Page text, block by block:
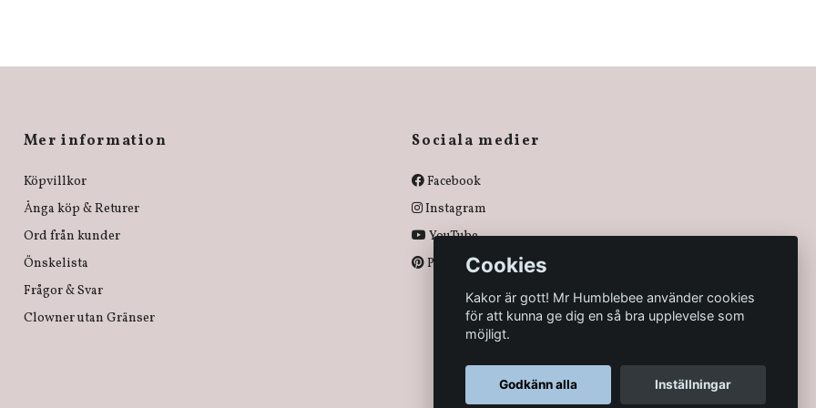
Mer information
Köpvillkor
Ånga köp & Returer
Ord från kunder
Önskelista
Frågor & Svar
Clowner utan Gränser
Sociala medier
Facebook
Instagram
YouTube
PinterestCookies
Kakor är gott! Mr Humblebee använder cookies
för att kunna ge dig en så bra upplevelse som
möjligt.
Godkänn alla Inställningar